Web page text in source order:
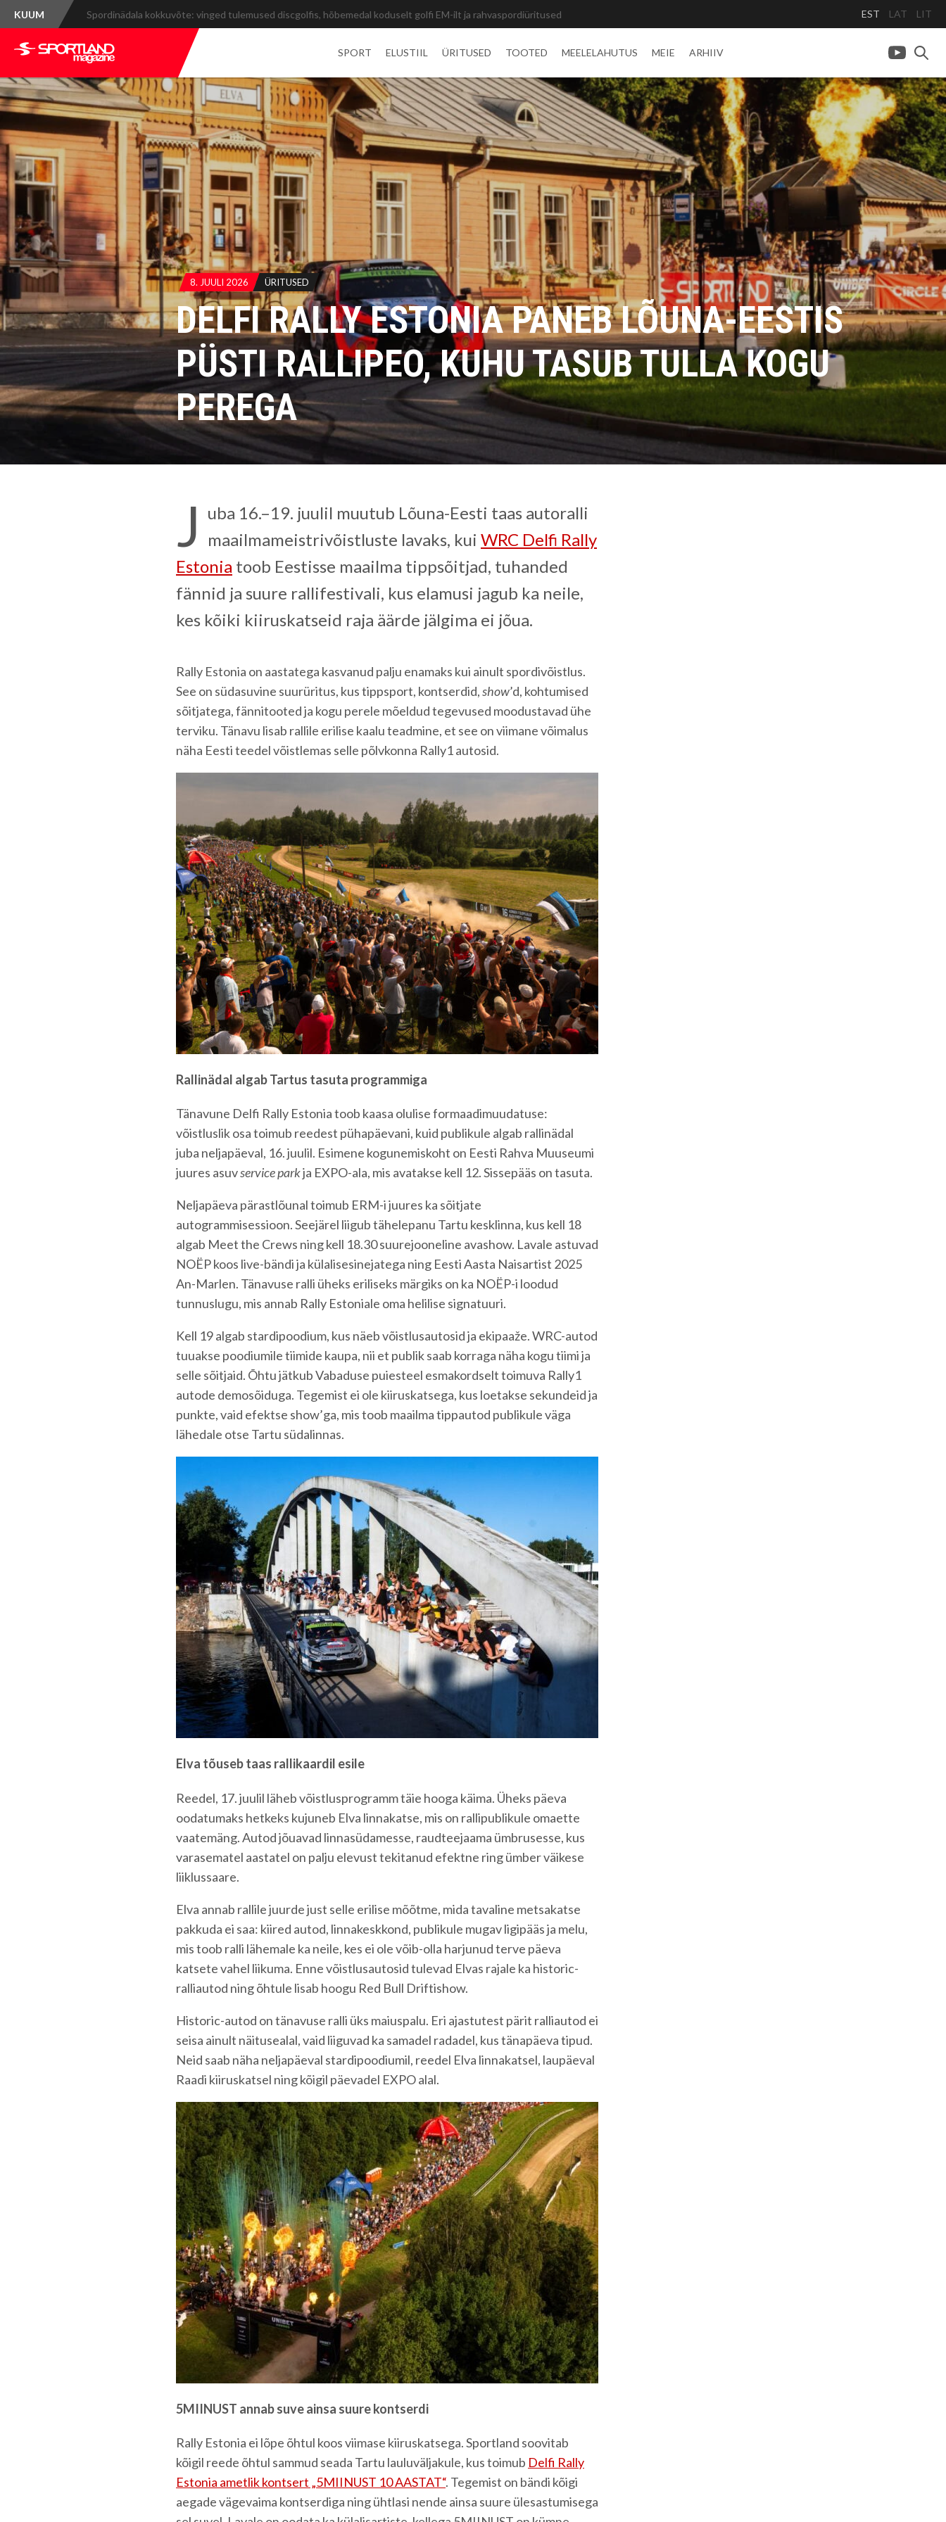
KUUM Spordinädala kokkuvõte: vinged tulemused discgolfis, hõbemedal koduselt golfi EM-ilt ja rahvaspordiüritused EST LAT LIT
SPORT ELUSTIIL ÜRITUSED TOOTED MEELELAHUTUS MEIE ARHIIV
8. JUULI 2026 ÜRITUSED
DELFI RALLY ESTONIA PANEB LÕUNA-EESTIS
PÜSTI RALLIPEO, KUHU TASUB TULLA KOGU
PEREGA
J uba 16.–19. juulil muutub Lõuna-Eesti taas autoralli
maailmameistrivõistluste lavaks, kui WRC Delfi Rally
Estonia toob Eestisse maailma tippsõitjad, tuhanded
fännid ja suure rallifestivali, kus elamusi jagub ka neile,
kes kõiki kiiruskatseid raja äärde jälgima ei jõua.
Rally Estonia on aastatega kasvanud palju enamaks kui ainult spordivõistlus.
See on südasuvine suurüritus, kus tippsport, kontserdid,show’d, kohtumised
sõitjatega, fännitooted ja kogu perele mõeldud tegevused moodustavad ühe
terviku. Tänavu lisab rallile erilise kaalu teadmine, et see on viimane võimalus
näha Eesti teedel võistlemas selle põlvkonna Rally1 autosid.
Rallinädal algab Tartus tasuta programmiga
Tänavune Delfi Rally Estonia toob kaasa olulise formaadimuudatuse:
võistluslik osa toimub reedest pühapäevani, kuid publikule algab rallinädal
juba neljapäeval, 16. juulil. Esimene kogunemiskoht on Eesti Rahva Muuseumi
juures asuvservice parkja EXPO-ala, mis avatakse kell 12. Sissepääs on tasuta.
Neljapäeva pärastlõunal toimub ERM-i juures ka sõitjate
autogrammisessioon. Seejärel liigub tähelepanu Tartu kesklinna, kus kell 18
algab Meet the Crews ning kell 18.30 suurejooneline avashow. Lavale astuvad
NOËP koos live-bändi ja külalisesinejatega ning Eesti Aasta Naisartist 2025
An-Marlen. Tänavuse ralli üheks eriliseks märgiks on ka NOËP-i loodud
tunnuslugu, mis annab Rally Estoniale oma helilise signatuuri.
Kell 19 algab stardipoodium, kus näeb võistlusautosid ja ekipaaže. WRC-autod
tuuakse poodiumile tiimide kaupa, nii et publik saab korraga näha kogu tiimi ja
selle sõitjaid. Õhtu jätkub Vabaduse puiesteel esmakordselt toimuva Rally1
autode demosõiduga. Tegemist ei ole kiiruskatsega, kus loetakse sekundeid ja
punkte, vaid efektse show’ga, mis toob maailma tippautod publikule väga
lähedale otse Tartu südalinnas.
Elva tõuseb taas rallikaardil esile
Reedel, 17. juulil läheb võistlusprogramm täie hooga käima. Üheks päeva
oodatumaks hetkeks kujuneb Elva linnakatse, mis on rallipublikule omaette
vaatemäng. Autod jõuavad linnasüdamesse, raudteejaama ümbrusesse, kus
varasematel aastatel on palju elevust tekitanud efektne ring ümber väikese
liiklussaare.
Elva annab rallile juurde just selle erilise mõõtme, mida tavaline metsakatse
pakkuda ei saa: kiired autod, linnakeskkond, publikule mugav ligipääs ja melu,
mis toob ralli lähemale ka neile, kes ei ole võib-olla harjunud terve päeva
katsete vahel liikuma. Enne võistlusautosid tulevad Elvas rajale ka historic-
ralliautod ning õhtule lisab hoogu Red Bull Driftishow.
Historic-autod on tänavuse ralli üks maiuspalu. Eri ajastutest pärit ralliautod ei
seisa ainult näitusealal, vaid liiguvad ka samadel radadel, kus tänapäeva tipud.
Neid saab näha neljapäeval stardipoodiumil, reedel Elva linnakatsel, laupäeval
Raadi kiiruskatsel ning kõigil päevadel EXPO alal.
5MIINUST annab suve ainsa suure kontserdi
Rally Estonia ei lõpe õhtul koos viimase kiiruskatsega. Sportland soovitab
kõigil reede õhtul sammud seada Tartu lauluväljakule, kus toimub Delfi Rally
Estonia ametlik kontsert „5MIINUST 10 AASTAT“. Tegemist on bändi kõigi
aegade vägevaima kontserdiga ning ühtlasi nende ainsa suure ülesastumisega